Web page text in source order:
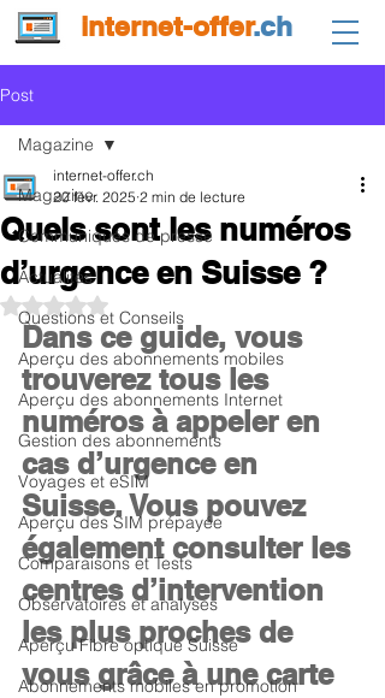
internet-offer.ch
Post
Magazine
Communiqués de presse
Actualités
Questions et Conseils
Aperçu des abonnements mobiles
Aperçu des abonnements Internet
Gestion des abonnements
Voyages et eSIM
Aperçu des SIM prépayée
Comparaisons et Tests
Observatoires et analyses
Aperçu Fibre optique Suisse
Abonnements mobiles en promotion
Magazine
Quels sont les numéros
d’urgence en Suisse ?
internet-offer.ch
20 févr. 2025 2 min de lecture
Noté NaN étoiles sur 5.
Dans ce guide, vous
trouverez tous les
numéros à appeler en
cas d’urgence en
Suisse. Vous pouvez
également consulter les
centres d’intervention
les plus proches de
vous grâce à une carte